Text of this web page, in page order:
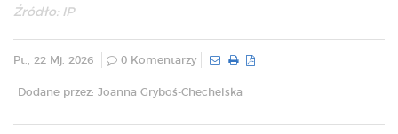
Źródło: IP
Pt., 22 Mj. 2026 0 Komentarzy
Dodane przez: Joanna Gryboś-Chechelska